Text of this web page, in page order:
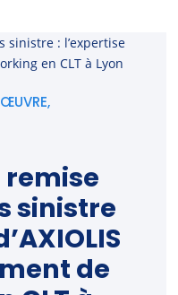
remise
sinistre
de